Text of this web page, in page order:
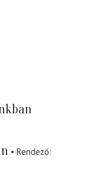
Rendező